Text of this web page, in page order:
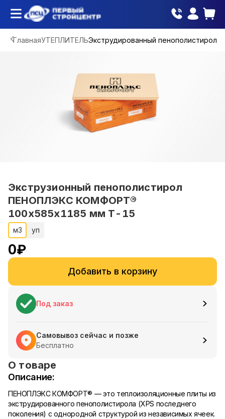
ГлавнаяУТЕПЛИТЕЛЬЭкструдированный пенополистирол
Экструзионный пенополистирол
ПЕНОПЛЭКС КОМФОРТ®
100х585х1185 мм Т-15
м3 уп
0₽
Добавить в корзину
Под заказ
Самовывоз сейчас и позже
Бесплатно
О товаре
Описание:
ПЕНОПЛЭКС КОМФОРТ® — это теплоизоляционные плиты из
экструдированного пенополистирола (XPS последнего
поколения) с однородной структурой из независимых ячеек.